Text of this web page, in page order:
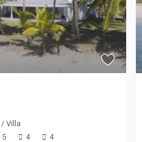
/Villa
5 4 4